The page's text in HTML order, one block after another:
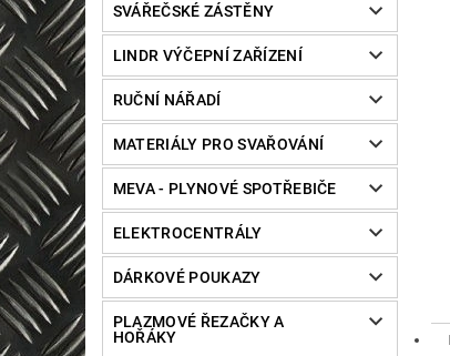
SVÁŘEČSKÉ ZÁSTĚNY
LINDR VÝČEPNÍ ZAŘÍZENÍ
RUČNÍ NÁŘADÍ
MATERIÁLY PRO SVAŘOVÁNÍ
MEVA - PLYNOVÉ SPOTŘEBIČE
ELEKTROCENTRÁLY
DÁRKOVÉ POUKAZY
PLAZMOVÉ ŘEZAČKY A
HOŘÁKY